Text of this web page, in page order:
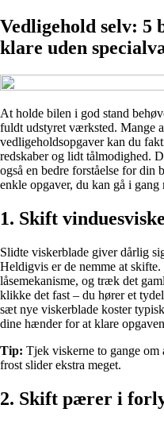
Vedligehold selv: 5
klare uden
At holde bilen i god stand
fuldt udstyret værksted. Mange
vedligeholdsopgaver kan du
redskaber og lidt tålmodighed.
også en bedre forståelse for din
enkle opgaver, du kan gå i gang
1. Skift
Slidte viskerblade giver dårlig
Heldigvis er de nemme at
låsemekanisme, og træk det
klikke det fast – du hører et
sæt nye viskerblade koster
dine hænder for at klare
Tip: Tjek viskerne to gange
frost slider ekstra meget.
2. Skift pærer i